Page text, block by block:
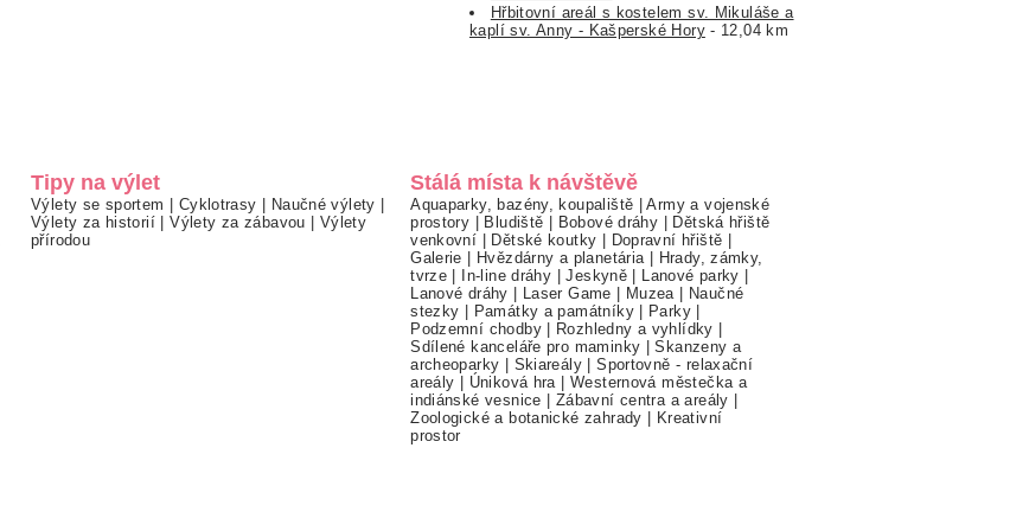
Hřbitovní areál s kostelem sv. Mikuláše a
kaplí sv. Anny - Kašperské Hory- 12,04 km
Tipy na výlet
Výlety se sportem | Cyklotrasy | Naučné výlety |
Výlety za historií |Výlety za zábavou | Výlety
přírodou
Stálá místa k návštěvě
Aquaparky, bazény, koupaliště |Army a vojenské
prostory | Bludiště | Bobové dráhy | Dětská hřiště
venkovní | Dětské koutky | Dopravní hřiště |
Galerie | Hvězdárny a planetária | Hrady, zámky,
tvrze | In-line dráhy |Jeskyně | Lanové parky |
Lanové dráhy | Laser Game | Muzea | Naučné
stezky | Památky a památníky| Parky |
Podzemní chodby| Rozhledny a vyhlídky |
Sdílené kanceláře pro maminky |Skanzeny a
archeoparky | Skiareály |Sportovně - relaxační
areály | Úniková hra |Westernová městečka a
indiánské vesnice | Zábavní centra a areály |
Zoologické a botanické zahrady | Kreativní
prostor